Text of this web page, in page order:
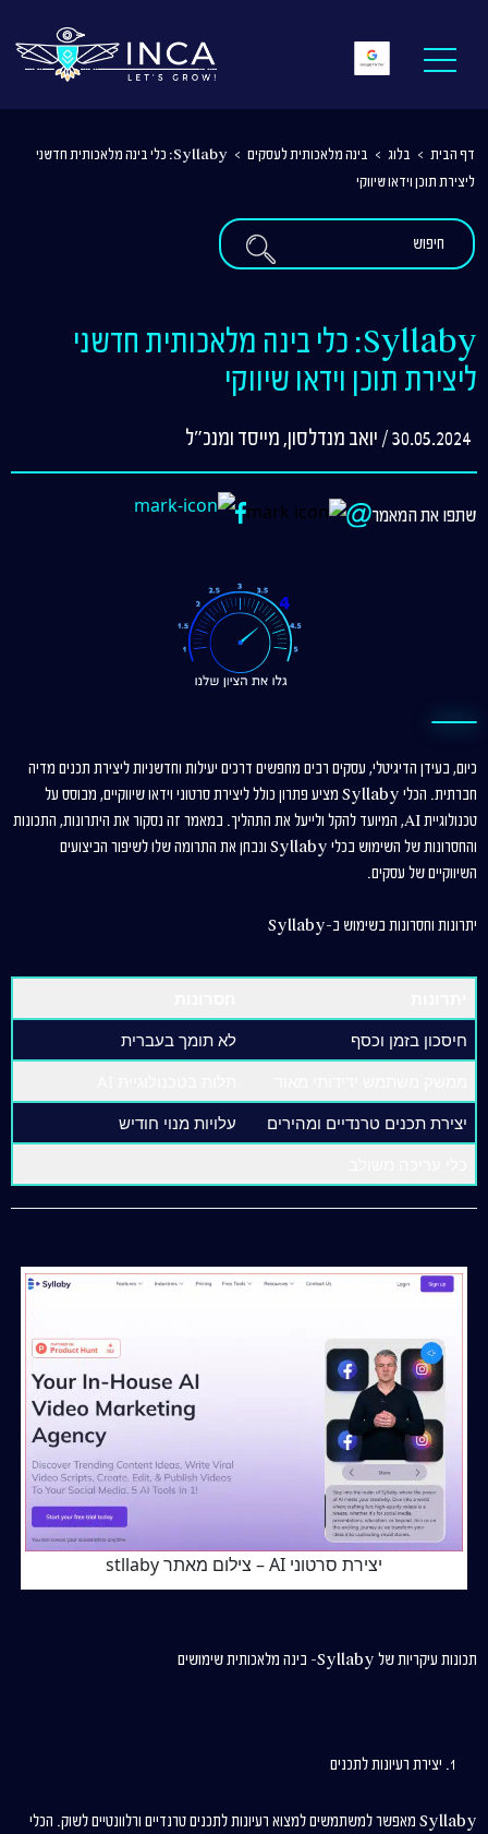
דף הבית > בלוג > בינה מלאכותית לעסקים >
Syllaby: כלי בינה מלאכותית חדשני
ליצירת תוכן וידאו שיווקי
Syllaby: כלי בינה מלאכותית חדשני
ליצירת תוכן וידאו שיווקי
30.05.2024 / יואב מנדלסון, מייסד ומנכ"ל
שתפו את המאמר
כיום, בעידן הדיגיטלי, עסקים רבים מחפשים דרכים יעילות וחדשניות ליצירת תכנים מדיה
חברתית. הכלי Syllaby מציע פתרון כולל ליצירת סרטוני וידאו שיווקיים, מבוסס על
טכנולוגיית AI, המיועד להקל ולייעל את התהליך. במאמר זה נסקור את היתרונות, התכונות
והחסרונות של השימוש בכלי Syllaby ונבחן את התרומה שלו לשיפור הביצועים
השיווקיים של עסקים.
יתרונות וחסרונות בשימוש ב-Syllaby
חיסכון בזמן וכסף
לא תומך בעברית
יצירת תכנים טרנדיים ומהירים
עלויות מנוי חודיש
יצירת סרטוני AI – צילום מאתר stllaby
תכונות עיקריות של Syllaby- בינה מלאכותית שימושים
יצירת רעיונות לתכנים
Syllaby מאפשר למשתמשים למצוא רעיונות לתכנים טרנדיים ורלוונטיים לשוק. הכלי